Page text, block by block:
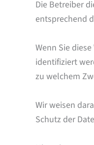
Die Betreiber
entsprechend
Wenn Sie
identifiziert
zu welchem
Wir weisen
Schutz der